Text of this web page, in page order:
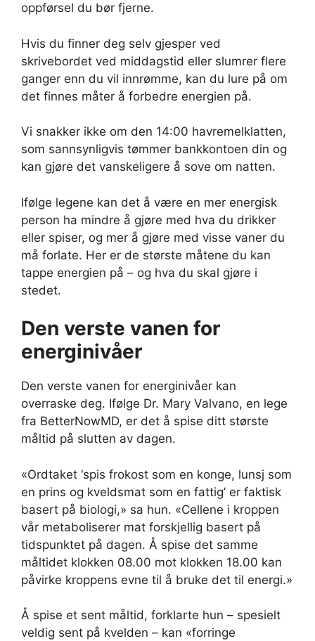
oppførsel du bør fjerne.
Hvis du finner deg selv gjesper ved
skrivebordet ved middagstid eller slumrer flere
ganger enn du vil innrømme, kan du lure på om
det finnes måter å forbedre energien på.
Vi snakker ikke om den 14:00 havremelklatten,
som sannsynligvis tømmer bankkontoen din og
kan gjøre det vanskeligere å sove om natten.
Ifølge legene kan det å være en mer energisk
person ha mindre å gjøre med hva du drikker
eller spiser, og mer å gjøre med visse vaner du
må forlate. Her er de største måtene du kan
tappe energien på – og hva du skal gjøre i
stedet.
Den verste vanen for
energinivåer
Den verste vanen for energinivåer kan
overraske deg. Ifølge Dr. Mary Valvano, en lege
fra BetterNowMD, er det å spise ditt største
måltid på slutten av dagen.
«Ordtaket ‘spis frokost som en konge, lunsj som
en prins og kveldsmat som en fattig’ er faktisk
basert på biologi,» sa hun. «Cellene i kroppen
vår metaboliserer mat forskjellig basert på
tidspunktet på dagen. Å spise det samme
måltidet klokken 08.00 mot klokken 18.00 kan
påvirke kroppens evne til å bruke det til energi.»
Å spise et sent måltid, forklarte hun – spesielt
veldig sent på kvelden – kan «forringe